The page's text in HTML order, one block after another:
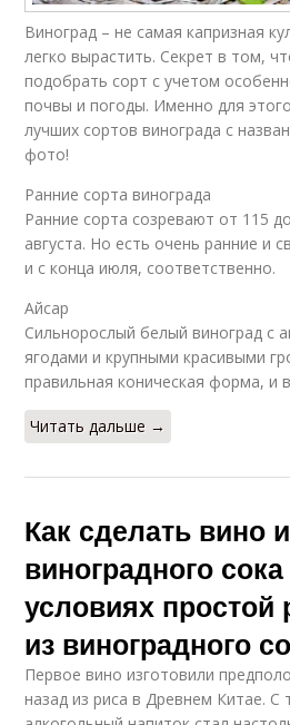
Виноград – не самая капризная
легко вырастить. Секрет в том,
подобрать сорт с учетом
почвы и погоды. Именно для
лучших сортов винограда с
фото!
Ранние сорта винограда
Ранние сорта созревают от 115
августа. Но есть очень ранние и
и с конца июля, соответственно.
Айсар
Сильнорослый белый виноград с
ягодами и крупными красивыми
правильная коническая форма, и
Читать дальше →
Как сделать вино
виноградного
условиях простой
из виноградного
Первое вино изготовили
назад из риса в Древнем Китае. С